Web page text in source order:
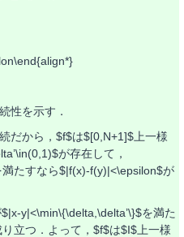
性を示す．
だから，$f$は$[0,N+1]$上一様
が存在して，
たすなら$|f(x)-f(y)|<\epsilon$が
y|<\min\{\delta,\delta’\}$を満た
立つ．よって，$f$は$I$上一様